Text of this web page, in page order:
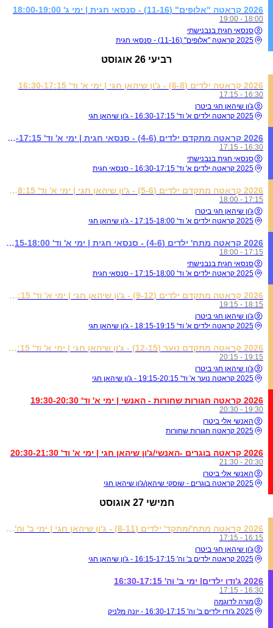
2026 קראטה "אלופים" (11-16) - סנסאי חגית | ימי ג' 18:00-19:00
18:00 - 19:00
סנסאי חגית בנבנישתי
2025 קראטה "אלופים" (11-16) - סנסאי חגית
רביעי 26 אוגוסט
2026 קראטה ילדים (6-8) - ג'ון שיהאן חגי | ימי א' וד' 16:30-17:15
16:30 - 17:15
ג'ון שיהאן חגי ביטרן
2025 קראטה ילדים א' וד' 16:30-17:15 - ג'ון שיהאן חגי
2026 קראטה מתקדם ילדים (4-6) - סנסאי חגית | ימי א' וד' 16:30-17:15
16:30 - 17:15
סנסאי חגית בנבנישתי
2025 קראטה ילדים א' וד' 16:30-17:15 - סנסאי חגית
2026 קראטה מתקדם ילדים (5-6) - ג'ון שיהאן חגי | ימי א' וד' 17:15-18:15
17:15 - 18:00
ג'ון שיהאן חגי ביטרן
2025 קראטה ילדים א' וד' 17:15-18:00 - ג'ון שיהאן חגי
2026 קראטה מתח' ילדים (4-6) - סנסאי חגית | ימי א' וד' 17:15-18:00
17:15 - 18:00
סנסאי חגית בנבנישתי
2025 קראטה ילדים א' וד' 17:15-18:00 - סנסאי חגית
2026 קראטה מתקדם ילדים (9-12) - ג'ון שיהאן חגי | ימי א' וד' 18:15-19:15
18:15 - 19:15
ג'ון שיהאן חגי ביטרן
2025 קראטה ילדים א' וד' 18:15-19:15 - ג'ון שיהאן חגי
2026 קראטה מתקדם נוער (12-15) - ג'ון שיהאן חגי | ימי א' וד' 19:15-20:15
19:15 - 20:15
ג'ון שיהאן חגי ביטרן
2025 קראטה נוער א' וד' 19:15-20:15 - ג'ון שיהאן חגי
2026 קראטה חגורות שחורות - האנשי | ימי א' וד' 19:30-20:30
19:30 - 20:30
האנשי אלי ביטרן
2025 קראטה חגורות שחורות
2026 קראטה בוגרים -האנשי/ג'ון שיהאן חגי | ימי א' וד' 20:30-21:30
20:30 - 21:30
האנשי אלי ביטרן
2025 קראטה בוגרים - שוסקי שיהאן/ג'ון שיהאן חגי
חמישי 27 אוגוסט
2026 קראטה מתח'/מתקד' ילדים (8-11) - ג'ון שיהאן חגי | ימי ב' וה' 16:15-17:15
16:15 - 17:15
ג'ון שיהאן חגי ביטרן
2025 קראטה ילדים ב' וה' 16:15-17:15 - ג'ון שיהאן חגי
2026 ג'ודו ילדים| ימי ב' וה' 16:30-17:15
16:30 - 17:15
מורה לדוגמה
2025 ג'ודו ילדים ב' וה' 16:30-17:15 - יונה מלניק